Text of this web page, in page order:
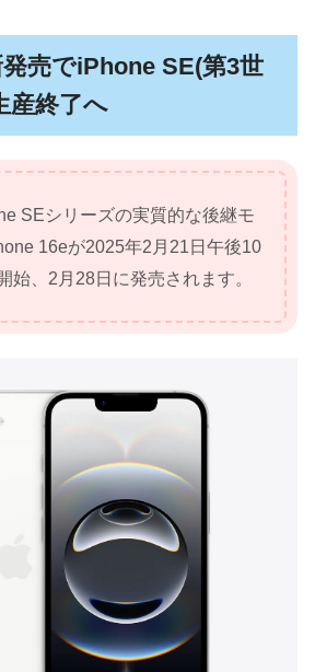
売でiPhone SE(第3世
産終了へ
SEシリーズの実質的な後継モ
16eが2025年2月21日午後10
始、2月28日に発売されます。